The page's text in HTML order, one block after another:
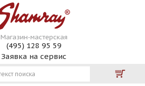
Магазин-мастерская
(495) 128 95 59
Заявка на сервис